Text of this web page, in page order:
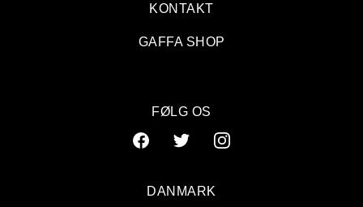
KONTAKT
GAFFA SHOP
FØLG OS
DANMARK